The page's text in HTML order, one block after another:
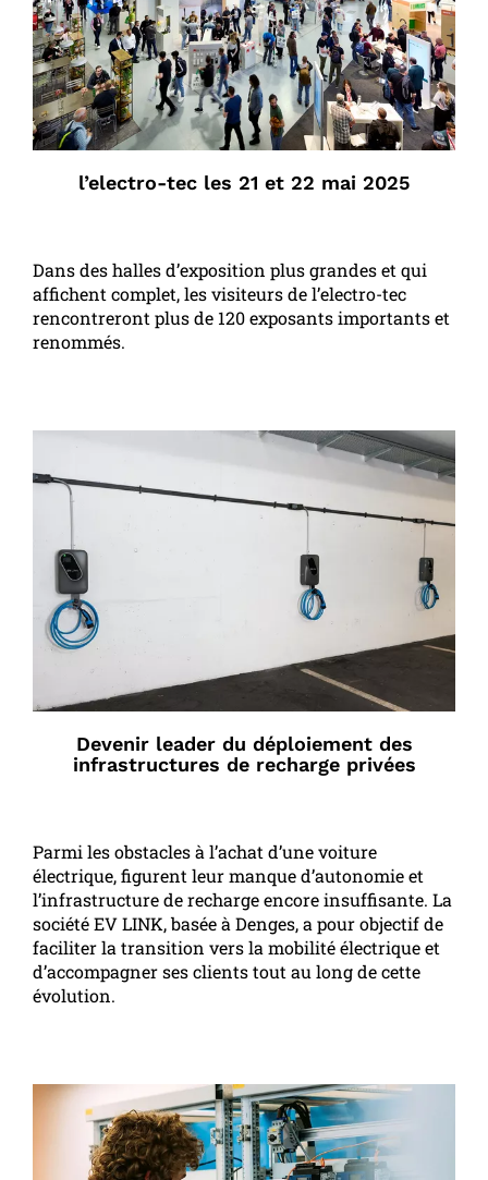
l’electro-tec les 21 et 22 mai 2025
Dans des halles d’exposition plus grandes et qui
affichent complet, les visiteurs de l’electro-tec
rencontreront plus de 120 exposants importants et
renommés.
Devenir leader du déploiement des
infrastructures de recharge privées
Parmi les obstacles à l’achat d’une voiture
électrique, figurent leur manque d’autonomie et
l’infrastructure de recharge encore insuffisante. La
société EV LINK, basée à Denges, a pour objectif de
faciliter la transition vers la mobilité électrique et
d’accompagner ses clients tout au long de cette
évolution.